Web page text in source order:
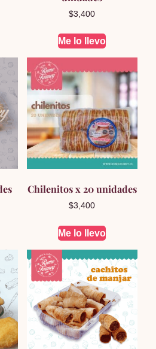
$3,400
Me lo llevo
Chilenitos x 20 unidades
$3,400
Me lo llevo